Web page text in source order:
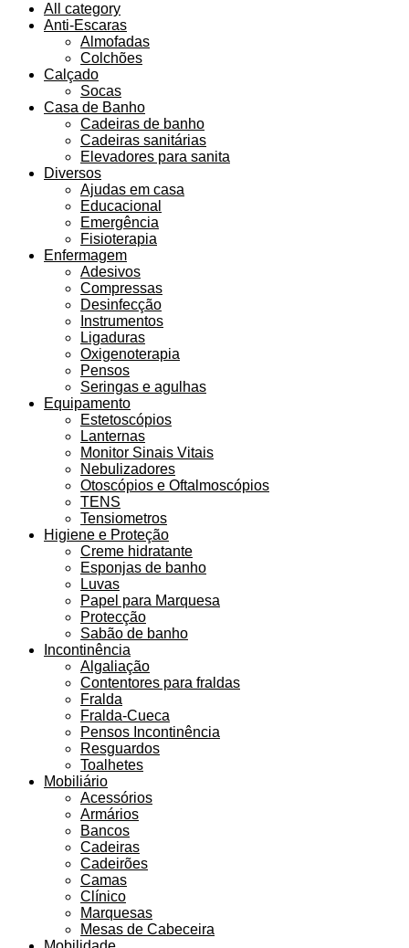
All category
Anti-Escaras
Almofadas
Colchões
Calçado
Socas
Casa de Banho
Cadeiras de banho
Cadeiras sanitárias
Elevadores para sanita
Diversos
Ajudas em casa
Educacional
Emergência
Fisioterapia
Enfermagem
Adesivos
Compressas
Desinfecção
Instrumentos
Ligaduras
Oxigenoterapia
Pensos
Seringas e agulhas
Equipamento
Estetoscópios
Lanternas
Monitor Sinais Vitais
Nebulizadores
Otoscópios e Oftalmoscópios
TENS
Tensiometros
Higiene e Proteção
Creme hidratante
Esponjas de banho
Luvas
Papel para Marquesa
Protecção
Sabão de banho
Incontinência
Algaliação
Contentores para fraldas
Fralda
Fralda-Cueca
Pensos Incontinência
Resguardos
Toalhetes
Mobiliário
Acessórios
Armários
Bancos
Cadeiras
Cadeirões
Camas
Clínico
Marquesas
Mesas de Cabeceira